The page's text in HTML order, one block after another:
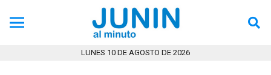
LUNES 10 DE AGOSTO DE 2026